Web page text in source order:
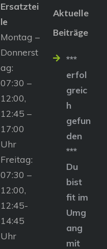
Ersatztei
le
Montag –
Donnerst
ag:
07:30 –
12:00,
12:45 –
17:00
Uhr
Freitag:
07:30 –
12:00,
12:45-
14:45
Uhr
Aktuelle
Beiträge
***
erfol
greic
h
gefun
den
***
Du
bist
fit im
Umg
ang
mit